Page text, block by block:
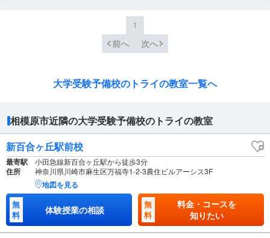
1
前へ
次へ
大学受験予備校のトライの教室一覧へ
相模原市近隣の大学受験予備校のトライの教室
新百合ヶ丘駅前校
最寄駅 小田急線新百合ヶ丘駅から徒歩3分
住所 神奈川県川崎市麻生区万福寺1-2-3農住ビルアーシス3F
地図を見る
無
料
体験授業の相談
無
料
料金・コースを
知りたい